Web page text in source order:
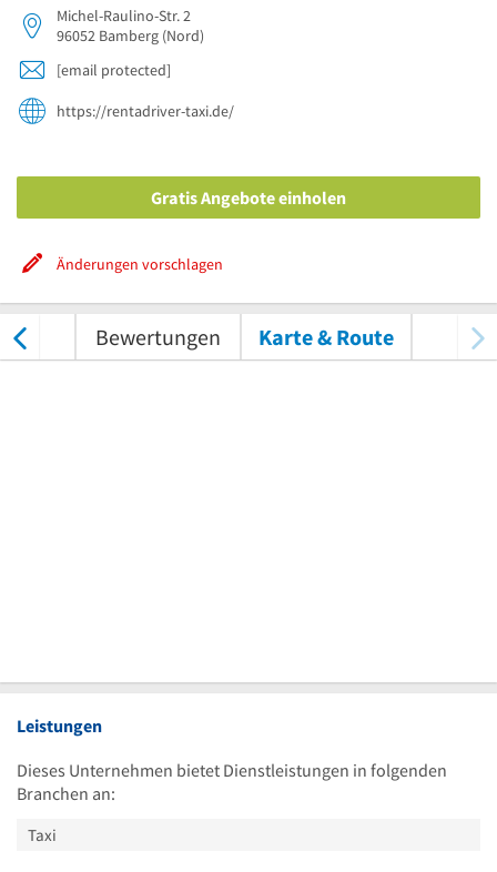
Michel-Raulino-Str. 2
96052 Bamberg (Nord)
[email protected]
https://rentadriver-taxi.de/
Gratis Angebote einholen
Änderungen vorschlagen
Bewertungen Karte & Route
Leistungen
Dieses Unternehmen bietet Dienstleistungen in folgenden
Branchen an:
Taxi